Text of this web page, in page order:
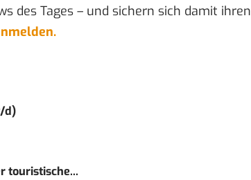
des Tages – und sichern sich damit ihren
d)
touristische...